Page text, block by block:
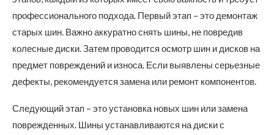
профессионального подхода. Первый этап – это демонтаж
старых шин. Важно аккуратно снять шины, не повредив
колесные диски. Затем проводится осмотр шин и дисков на
предмет повреждений и износа. Если выявлены серьезные
дефекты, рекомендуется замена или ремонт компонентов.
Следующий этап – это установка новых шин или замена
поврежденных. Шины устанавливаются на диски с